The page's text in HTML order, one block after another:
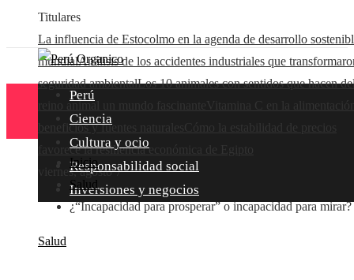
Titulares
La influencia de Estocolmo en la agenda de desarrollo
mundialAnálisis de los accidentes industriales que
seguridad ambientalLos 10 animales con sentidos que hacen
reino animal un mundo fascinante
beneficios y fuentes naturales
favorece la resiliencia económica de Egipto
viernes, agosto 7
Perú
Ciencia
Cultura y ocio
Responsabilidad social
Inversiones y negocios
Inicio
Salud
¿“Incapacidad para prosperar” o incapacidad para mirar?
Salud